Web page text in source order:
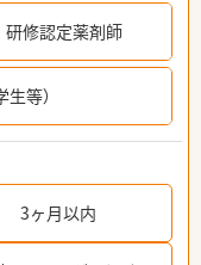
研修認定薬剤師
等）
3ヶ月以内